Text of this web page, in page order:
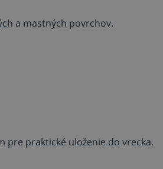
a mastných povrchov.
pre praktické uloženie do vrecka,